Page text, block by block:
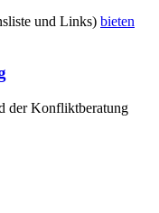
und Links) bieten
der Konfliktberatung